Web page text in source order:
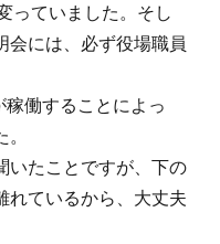
っていました。そし
会には、必ず役場職員
働することによっ
いたことですが、下の
れているから、大丈夫